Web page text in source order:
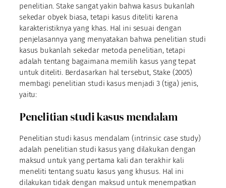
penelitian. Stake sangat yakin bahwa kasus bukanlah
sekedar obyek biasa, tetapi kasus diteliti karena
karakteristiknya yang khas. Hal ini sesuai dengan
penjelasannya yang menyatakan bahwa penelitian studi
kasus bukanlah sekedar metoda penelitian, tetapi
adalah tentang bagaimana memilih kasus yang tepat
untuk diteliti. Berdasarkan hal tersebut, Stake (2005)
membagi penelitian studi kasus menjadi 3 (tiga) jenis,
yaitu:
Penelitian studi kasus mendalam
Penelitian studi kasus mendalam (intrinsic case study)
adalah penelitian studi kasus yang dilakukan dengan
maksud untuk yang pertama kali dan terakhir kali
meneliti tentang suatu kasus yang khusus. Hal ini
dilakukan tidak dengan maksud untuk menempatkan